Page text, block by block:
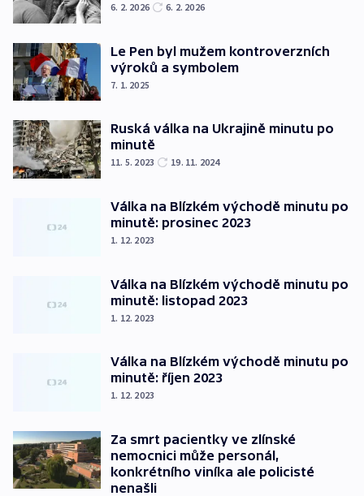
6. 2. 2026 6. 2. 2026
Le Pen byl mužem kontroverzních
výroků a symbolem
7. 1. 2025
Ruská válka na Ukrajině minutu po
minutě
11. 5. 2023 19. 11. 2024
Válka na Blízkém východě minutu po
minutě: prosinec 2023
1. 12. 2023
Válka na Blízkém východě minutu po
minutě: listopad 2023
1. 12. 2023
Válka na Blízkém východě minutu po
minutě: říjen 2023
1. 12. 2023
Za smrt pacientky ve zlínské
nemocnici může personál,
konkrétního viníka ale policisté
nenašli